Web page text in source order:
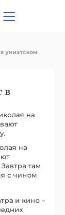
униатском
в
на
на
там
с чином
и кино –